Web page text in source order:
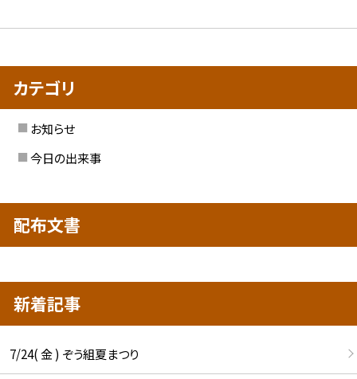
カテゴリ
お知らせ
今日の出来事
配布文書
新着記事
7/24( 金 ) ぞう組夏まつり